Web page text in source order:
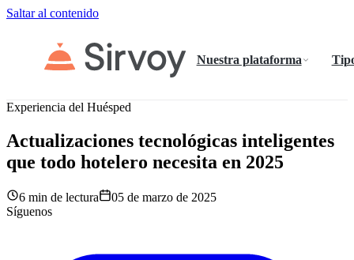
Saltar al contenido
Nuestra plataforma
Experiencia del Huésped
Actualizaciones tecnológicas inteligentes
que todo hotelero necesita en 2025
6 min de lectura
05 de marzo de 2025
Síguenos